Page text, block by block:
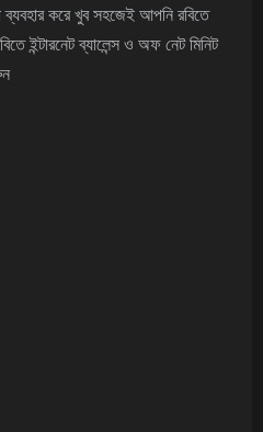
করে খুব সহজেই আপনি রবিতে
ইন্টারনেট ব্যালেন্স ও অফ নেট মিনিট